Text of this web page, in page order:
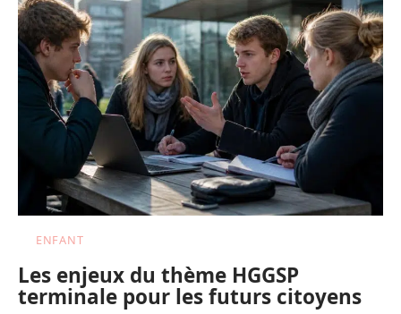
ENFANT
Les enjeux du thème HGGSP
terminale pour les futurs citoyens